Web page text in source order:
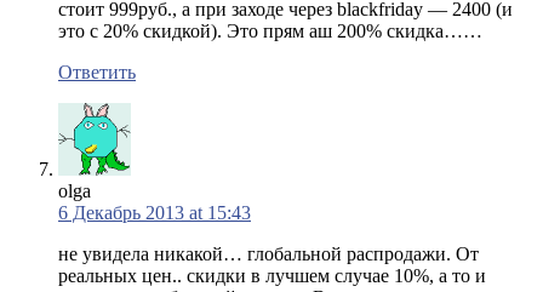
стоит 999руб., а при заходе через blackfriday — 2400 (и
это с 20% скидкой). Это прям аш 200% скидка……
Ответить
olga
6 Декабрь 2013 at 15:43
не увидела никакой… глобальной распродажи. От
реальных цен.. скидки в лучшем случае 10%, а то и